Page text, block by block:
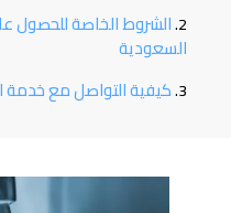
الشروط الخاصة للحصول
السعودية
كيفية التواصل مع خدمة